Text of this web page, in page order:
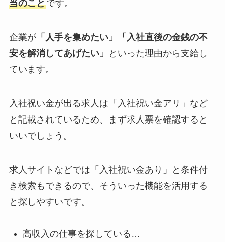
当のことです。
企業が「人手を集めたい」「入社直後の金銭の不
安を解消してあげたい」
といった理由から支給し
ています。
入社祝い金が出る求人は「入社祝い金アリ」など
と記載されているため、まず求人票を確認すると
いいでしょう。
求人サイトなどでは「入社祝い金あり」と条件付
き検索もできるので、そういった機能を活用する
と探しやすいです。
高収入の仕事を探している…